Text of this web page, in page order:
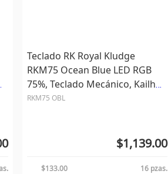
Teclado RK Royal Kludge
RKM75 Ocean Blue LED RGB
75%, Teclado Mecánico, Kailh
Speed Silver, Inalámbrico,
RKM75 OBL
$1,139.00
$133.00 16 pzas.